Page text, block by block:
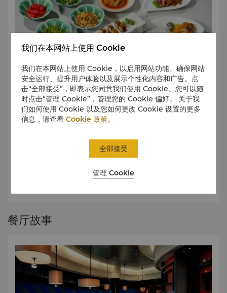
上海醉月楼菜单
正宗沪菜保留了上海料理的传统风味。
餐厅故事
我们在本网站上使用 Cookie
我们在本网站上使用 Cookie，以启用网站功能、确保网站
安全运行、提升用户体验以及展示个性化内容和广告。点
击“全部接受”，即表示您同意我们使用 Cookie。您可以随
时点击“管理 Cookie”，管理您的 Cookie 偏好。 关于我
们如何使用 Cookie 以及您如何更改 Cookie 设置的更多
信息，请查看Cookie 政策。
管理 Cookie
全部接受